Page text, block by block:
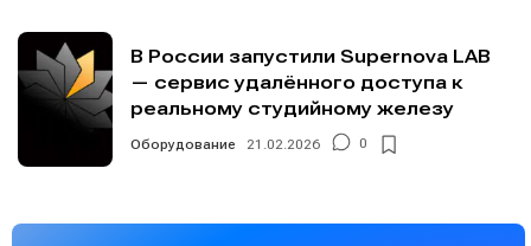
В России запустили Supernova LAB
— сервис удалённого доступа к
реальному студийному железу
Оборудование 21.02.2026 0